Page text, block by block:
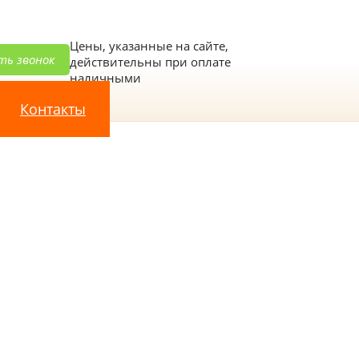
звонок
Цены, указанные на сайте,
действительны при оплате
наличными
Контакты